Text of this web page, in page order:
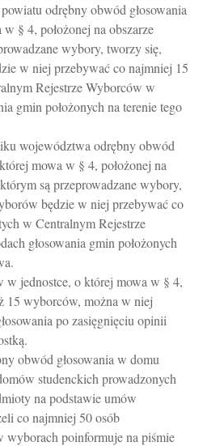
odrębny obwód głosowania
§ 4, położonej na obszarze
wybory, tworzy się,
w niej przebywać co najmniej 15
Rejestrze Wyborców w
gmin położonych na terenie tego
województwa odrębny obwód
mowa w § 4, położonej na
są przeprowadzane wybory,
będzie w niej przebywać co
w Centralnym Rejestrze
głosowania gmin położonych
jednostce, o której mowa w § 4,
15 wyborców, można w niej
po zasięgnięciu opinii
obwód głosowania w domu
studenckich prowadzonych
na podstawie umów
co najmniej 50 osób
wyborach poinformuje na piśmie